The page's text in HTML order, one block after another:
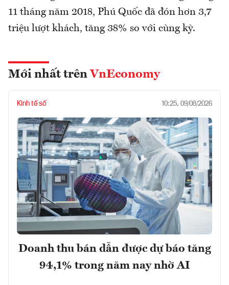
11 tháng năm 2018, Phú Quốc đã đón hơn 3,7
triệu lượt khách, tăng 38% so với cùng kỳ.
Mới nhất trên VnEconomy
Kinh tế số 10:25, 09/08/2026
Doanh thu bán dẫn được dự báo tăng
94,1% trong năm nay nhờ AI